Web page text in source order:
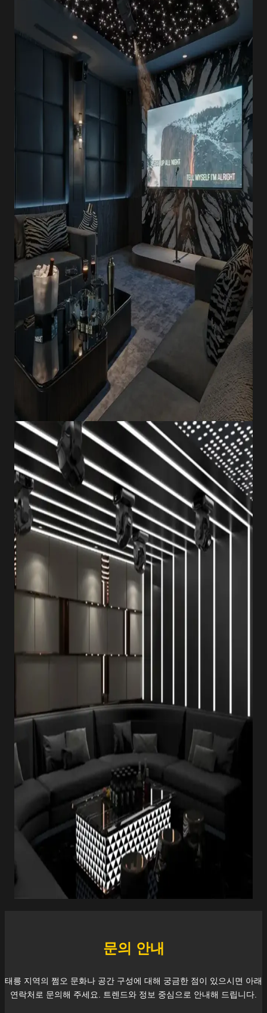
문의 안내
태릉 지역의 쩜오 문화나 공간 구성에 대해 궁금한 점이 있으시면 아래
연락처로 문의해 주세요. 트렌드와 정보 중심으로 안내해 드립니다.